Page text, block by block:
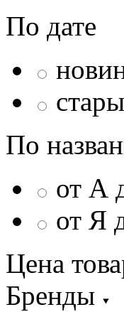
По дате
По
от А
от Я
Цена
Бренды